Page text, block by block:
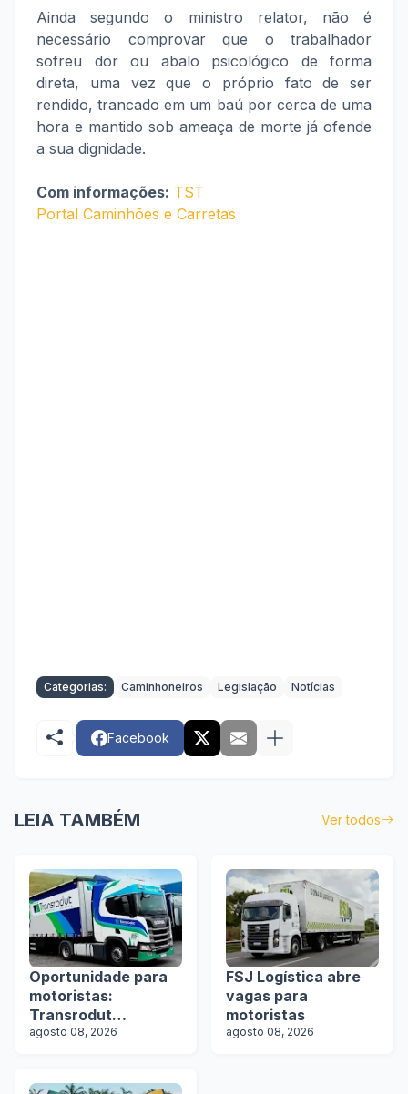
Ainda segundo o ministro relator, não é
necessário comprovar que o trabalhador
sofreu dor ou abalo psicológico de forma
direta, uma vez que o próprio fato de ser
rendido, trancado em um baú por cerca de uma
hora e mantido sob ameaça de morte já ofende
a sua dignidade.
Com informações: TST
Portal Caminhões e Carretas
Categorias: Caminhoneiros Legislação Notícias
Facebook
LEIA TAMBÉM Ver todos
Oportunidade para
motoristas:
Transrodut
Transportes abre
agosto 08, 2026
FSJ Logística abre
vagas para
motoristas
agosto 08, 2026